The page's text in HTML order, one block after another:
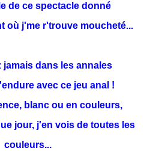
de ce spectacle donné
où j'me r'trouve moucheté...
jamais dans les annales
avec ce jeu anal !
blanc ou en couleurs,
jour, j'en vois de toutes les
couleurs...